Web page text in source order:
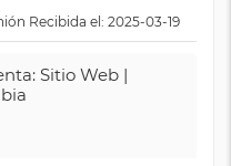
Recibida el: 2025-03-19
Sitio Web |